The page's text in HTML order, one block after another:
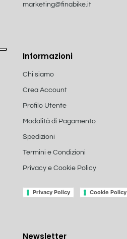
marketing@finabike.it
Informazioni
Chi siamo
Crea Account
Profilo Utente
Modalità di Pagamento
Spedizioni
Termini e Condizioni
Privacy e Cookie Policy
Privacy Policy Cookie Policy
Newsletter